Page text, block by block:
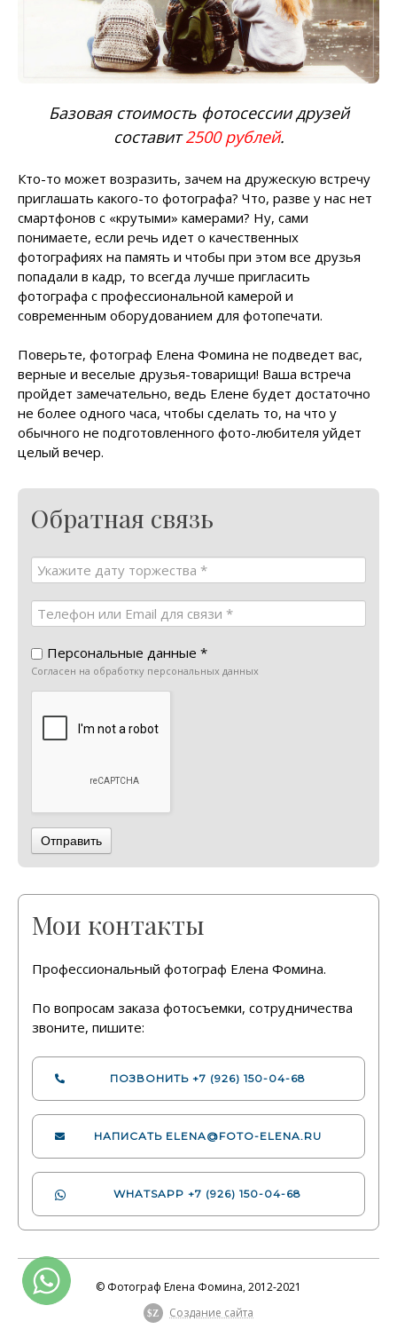
Базовая стоимость фотосессии друзей
составит2500 рублей.
Кто-то может возразить, зачем на дружескую встречу
приглашать какого-то фотографа? Что, разве у нас нет
смартфонов с «крутыми» камерами? Ну, сами
понимаете, если речь идет о качественных
фотографиях на память и чтобы при этом все друзья
попадали в кадр, то всегда лучше пригласить
фотографа с профессиональной камерой и
современным оборудованием для фотопечати.
Поверьте, фотограф Елена Фомина не подведет вас,
верные и веселые друзья-товарищи! Ваша встреча
пройдет замечательно, ведь Елене будет достаточно
не более одного часа, чтобы сделать то, на что у
обычного не подготовленного фото-любителя уйдет
целый вечер.
Обратная связь
Персональные данные *
Согласен на обработку персональных данных
Отправить
Мои контакты
Профессиональный фотограф Елена Фомина.
По вопросам заказа фотосъемки, сотрудничества
звоните, пишите:
ПОЗВОНИТЬ +7 (926) 150-04-68
НАПИСАТЬ ELENA@FOTO-ELENA.RU
WHATSAPP +7 (926) 150-04-68
© Фотограф Елена Фомина, 2012-2021
$Z Создание сайта